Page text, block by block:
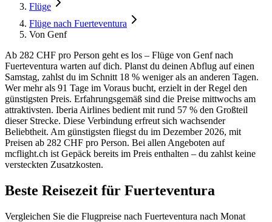
Flüge
Flüge nach Fuerteventura
Von Genf
Ab 282 CHF pro Person geht es los – Flüge von Genf nach
Fuerteventura warten auf dich. Planst du deinen Abflug auf einen
Samstag, zahlst du im Schnitt 18 % weniger als an anderen Tagen.
Wer mehr als 91 Tage im Voraus bucht, erzielt in der Regel den
günstigsten Preis. Erfahrungsgemäß sind die Preise mittwochs am
attraktivsten. Iberia Airlines bedient mit rund 57 % den Großteil
dieser Strecke. Diese Verbindung erfreut sich wachsender
Beliebtheit. Am günstigsten fliegst du im Dezember 2026, mit
Preisen ab 282 CHF pro Person. Bei allen Angeboten auf
mcflight.ch ist Gepäck bereits im Preis enthalten – du zahlst keine
versteckten Zusatzkosten.
Beste Reisezeit für Fuerteventura
Vergleichen Sie die Flugpreise nach Fuerteventura nach Monat